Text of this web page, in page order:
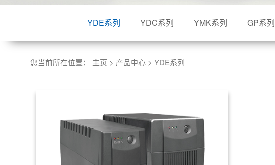
YDE系列 YDC系列 YMK系列 GP系列
您当前所在位置： 主页 > 产品中心 > YDE系列